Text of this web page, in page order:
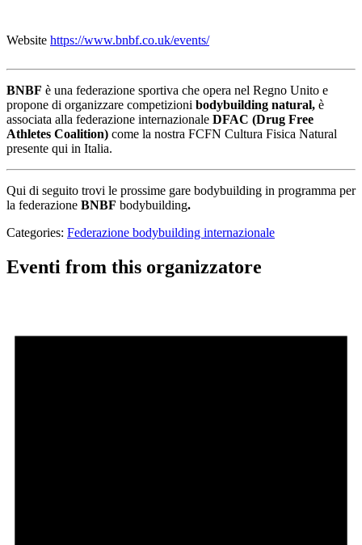
Website https://www.bnbf.co.uk/events/
BNBF è una federazione sportiva che opera nel Regno Unito e
propone di organizzare competizioni bodybuilding natural, è
associata alla federazione internazionale DFAC (Drug Free
Athletes Coalition) come la nostra FCFN Cultura Fisica Natural
presente qui in Italia.
Qui di seguito trovi le prossime gare bodybuilding in programma per
la federazione BNBF bodybuilding.
Categories: Federazione bodybuilding internazionale
Eventi from this organizzatore